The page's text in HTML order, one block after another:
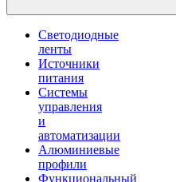
Светодиодные
ленты
Источники
питания
Системы
управления
и
автоматизации
Алюминиевые
профили
Функциональный